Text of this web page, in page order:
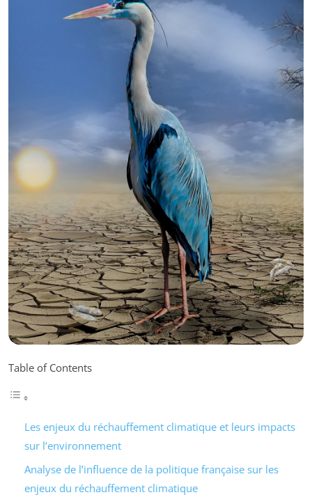
Table of Contents
Les enjeux du réchauffement climatique et leurs impacts
sur l’environnement
Analyse de l’influence de la politique française sur les
enjeux du réchauffement climatique